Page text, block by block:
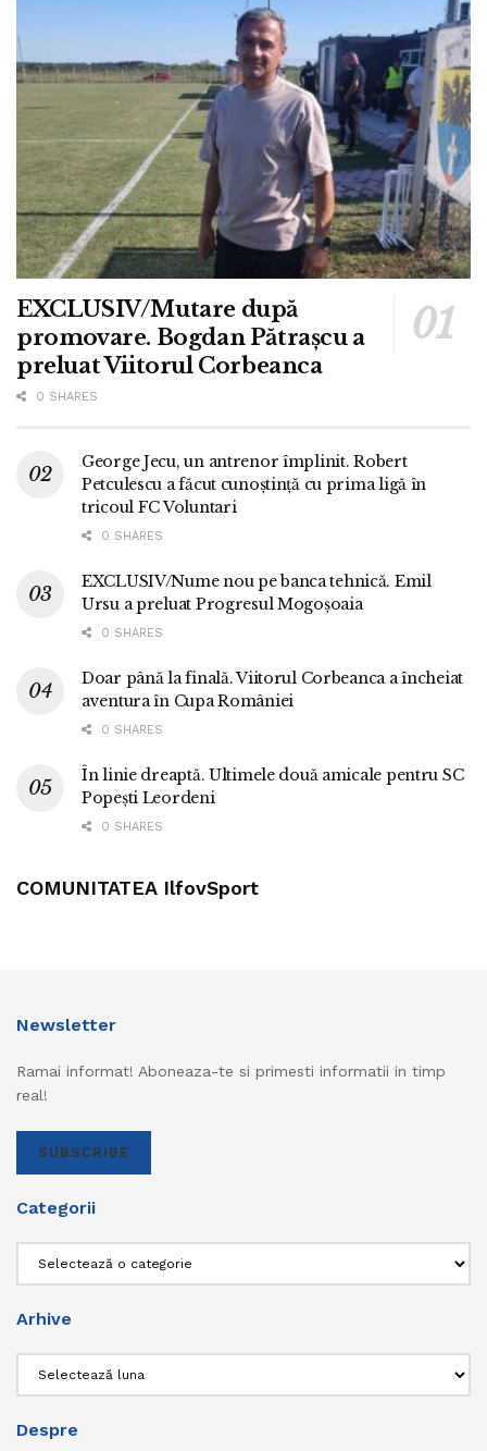
EXCLUSIV/Mutare după
promovare. Bogdan Pătrașcu a
preluat Viitorul Corbeanca
0 SHARES
George Jecu, un antrenor împlinit. Robert
Petculescu a făcut cunoștință cu prima ligă în
tricoul FC Voluntari
0 SHARES
EXCLUSIV/Nume nou pe banca tehnică. Emil
Ursu a preluat Progresul Mogoșoaia
0 SHARES
Doar până la finală. Viitorul Corbeanca a încheiat
aventura în Cupa României
0 SHARES
În linie dreaptă. Ultimele două amicale pentru SC
Popești Leordeni
0 SHARES
COMUNITATEA IlfovSport
Newsletter
Ramai informat! Aboneaza-te si primesti informatii in timp
real!
SUBSCRIBE
Categorii
Arhive
Despre